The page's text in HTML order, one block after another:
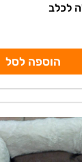
לכלב
הוספה לסל